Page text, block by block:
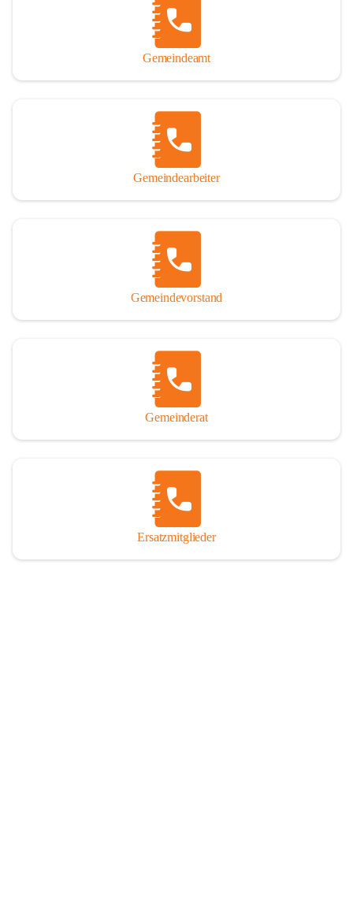
andere Fehler unterlief. Die Autoren haben nach ihren
individuellen Möglichkeiten mit bestem Wissen und Gewissen
Andreas Rohatsch wurde auf das System der Fußnoten verzichtet.
Wo eine genaue Quellenangabe sinnvoll und notwendig erschien,
sind die entsprechenden Quellenhinweise in den fließenden Text
eingearbeitet. Der leichteren Lesbarkeit halber ist auch von einer
streng gendergerechten Ausdrucksform Abstand genommen
So darf ich Sie zu einer interessanten, vergnüglichen und
manchmal auch nachdenklich machenden Zeitreise durch die
Jahrhunderte, ja Jahrtausende alte Geschichte von der Steinzeit
einladen.
Gemeindeamt
Gemeindearbeiter
Gemeindevorstand
Gemeinderat
Ersatzmitglieder